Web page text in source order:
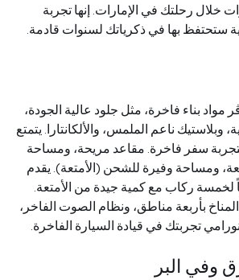
خلال رحلتك في الإمارات. إنها تجربة
ستحتفظ بها في ذكرياتك لسنوات قادمة.
بناء فاخرة، مثل جلود عالية الجودة،
ناعم الملمس، والألكانتارا. يتمتع
سفر فاخرة. مقاعد مريحة، ومساحة
ومساحة وفيرة للشحن (الأمتعة). يقدم
لخمسة ركاب مع كمية جيدة من الأمتعة.
بأربعة مناطق، ونظام الصوت الفاخر،
تجربتك في قيادة السيارة الفاخرة.
وفي البر